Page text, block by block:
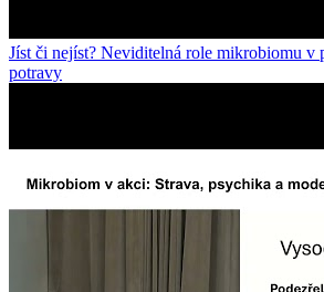
Jíst či nejíst? Neviditelná role mikrobiomu v
potravy